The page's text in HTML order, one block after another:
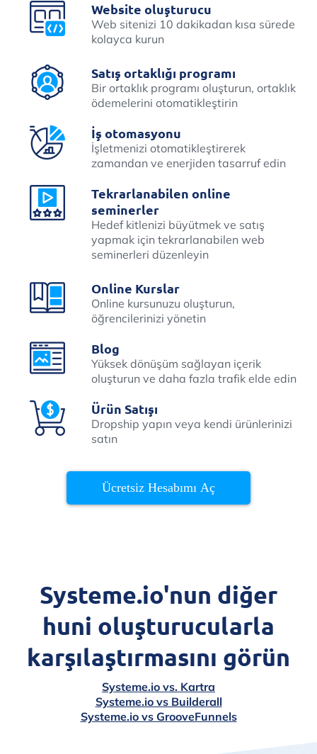
Website oluşturucu
Web sitenizi 10 dakikadan kısa sürede
kolayca kurun
Satış ortaklığı programı
Bir ortaklık programı oluşturun, ortaklık
ödemelerini otomatikleştirin
İş otomasyonu
İşletmenizi otomatikleştirerek
zamandan ve enerjiden tasarruf edin
Tekrarlanabilen online
seminerler
Hedef kitlenizi büyütmek ve satış
yapmak için tekrarlanabilen web
seminerleri düzenleyin
Online Kurslar
Online kursunuzu oluşturun,
öğrencilerinizi yönetin
Blog
Yüksek dönüşüm sağlayan içerik
oluşturun ve daha fazla trafik elde edin
Ürün Satışı
Dropship yapın veya kendi ürünlerinizi
satın
Ücretsiz Hesabımı Aç
Systeme.io'nun diğer
huni oluşturucularla
karşılaştırmasını görün
Systeme.io vs. Kartra
Systeme.io vs Builderall
Systeme.io vs GrooveFunnels